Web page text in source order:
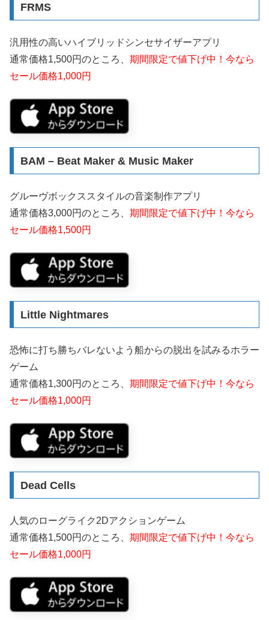
FRMS
汎用性の高いハイブリッドシンセサイザーアプリ
通常価格1,500円のところ、 期間限定で値下げ中！今なら
セール価格1,000円
BAM – Beat Maker & Music Maker
グルーヴボックススタイルの音楽制作アプリ
通常価格3,000円のところ、 期間限定で値下げ中！今なら
セール価格1,500円
Little Nightmares
恐怖に打ち勝ちバレないよう船からの脱出を試みるホラー
ゲーム
通常価格1,300円のところ、 期間限定で値下げ中！今なら
セール価格1,000円
Dead Cells
人気のローグライク2Dアクションゲーム
通常価格1,500円のところ、 期間限定で値下げ中！今なら
セール価格1,000円